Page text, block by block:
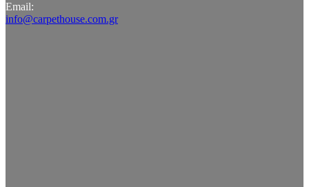
Email:
info@carpethouse.com.gr